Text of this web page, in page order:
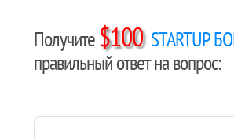
Получите $100 STARTUP
правильный ответ на вопрос: